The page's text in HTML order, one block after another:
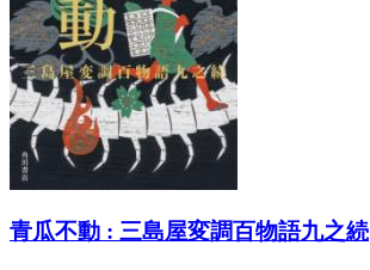
青瓜不動 : 三島屋変調百物語九之続